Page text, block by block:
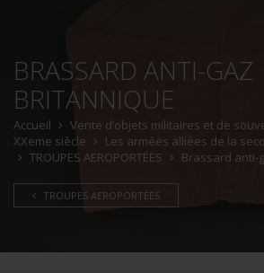
BRASSARD ANTI-GAZ
BRITANNIQUE
Accueil
Vente d’objets militaires et de
XXeme siècle
Les armées alliées de la
TROUPES AEROPORTÉES
Brassard anti-
TROUPES AEROPORTÉES